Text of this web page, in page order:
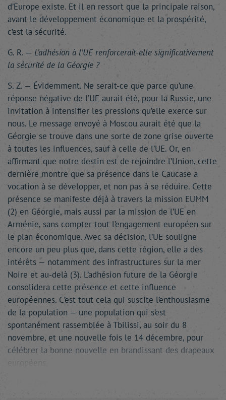
d’Europe existe. Et il en ressort que la principale raison,
avant le développement économique et la prospérité,
c’est la sécurité.
G. R. — L’adhésion à l’UE renforcerait-elle significativement
la sécurité de la Géorgie ?
S. Z. — Évidemment. Ne serait-ce que parce qu’une
réponse négative de l’UE aurait été, pour la Russie, une
invitation à intensifier les pressions qu’elle exerce sur
nous. Le message envoyé à Moscou aurait été que la
Géorgie se trouve dans une sorte de zone grise ouverte
à toutes les influences, sauf à celle de l’UE. Or, en
affirmant que notre destin est de rejoindre l’Union, cette
dernière montre que sa présence dans le Caucase a
vocation à se développer, et non pas à se réduire. Cette
présence se manifeste déjà à travers la mission EUMM
(2) en Géorgie, mais aussi par la mission de l’UE en
Arménie, sans compter tout l’engagement européen sur
le plan économique. Avec sa décision, l’UE souligne
encore un peu plus que, dans cette région, elle a des
intérêts — notamment des infrastructures sur la mer
Noire et au-delà (3). L’adhésion future de la Géorgie
consolidera cette présence et cette influence
européennes. C’est tout cela qui suscite l’enthousiasme
de la population — une population qui s’est
spontanément rassemblée à Tbilissi, au soir du 8
novembre, et une nouvelle fois le 14 décembre, pour
célébrer la bonne nouvelle en brandissant des drapeaux
européens.